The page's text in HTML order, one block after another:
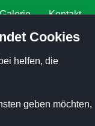
Kontakt
Cookies
helfen, die
geben möchten,